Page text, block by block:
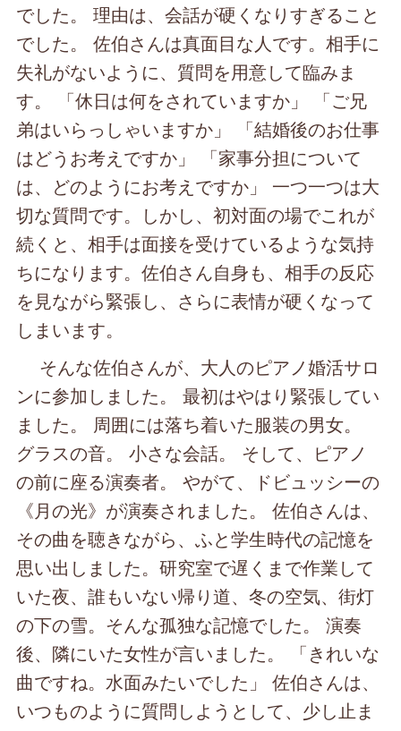
でした。 理由は、会話が硬くなりすぎること
でした。 佐伯さんは真面目な人です。相手に
失礼がないように、質問を用意して臨みま
す。 「休日は何をされていますか」 「ご兄
弟はいらっしゃいますか」 「結婚後のお仕事
はどうお考えですか」 「家事分担について
は、どのようにお考えですか」 一つ一つは大
切な質問です。しかし、初対面の場でこれが
続くと、相手は面接を受けているような気持
ちになります。佐伯さん自身も、相手の反応
を見ながら緊張し、さらに表情が硬くなって
しまいます。
そんな佐伯さんが、大人のピアノ婚活サロ
ンに参加しました。 最初はやはり緊張してい
ました。 周囲には落ち着いた服装の男女。
グラスの音。 小さな会話。 そして、ピアノ
の前に座る演奏者。 やがて、ドビュッシーの
《月の光》が演奏されました。 佐伯さんは、
その曲を聴きながら、ふと学生時代の記憶を
思い出しました。研究室で遅くまで作業して
いた夜、誰もいない帰り道、冬の空気、街灯
の下の雪。そんな孤独な記憶でした。 演奏
後、隣にいた女性が言いました。 「きれいな
曲ですね。水面みたいでした」 佐伯さんは、
いつものように質問しようとして、少し止ま